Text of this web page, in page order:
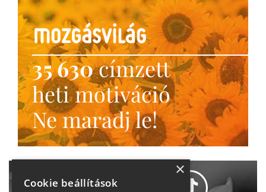
35 630címzett
heti motiváció
Ne maradj le!
×
Cookie beállítások